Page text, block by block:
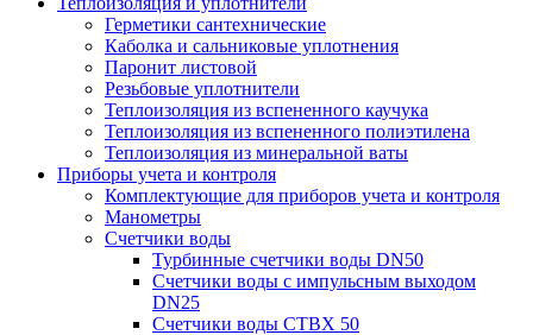
Герметики сантехнические
Каболка и сальниковые уплотнения
Паронит листовой
Резьбовые уплотнители
Теплоизоляция из вспененного каучука
Теплоизоляция из вспененного полиэтилена
Теплоизоляция из минеральной ваты
Приборы учета и контроля
Комплектующие для приборов учета и контроля
Манометры
Счетчики воды
Турбинные счетчики воды DN50
Счетчики воды с импульсным выходом
DN25
Счетчики воды СТВХ 50